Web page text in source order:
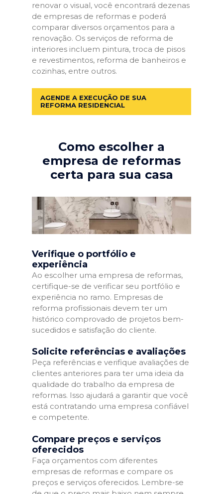
renovar o visual, você encontrará dezenas
de empresas de reformas e poderá
comparar diversos orçamentos para a
renovação. Os serviços de reforma de
interiores incluem pintura, troca de pisos
e revestimentos, reforma de banheiros e
cozinhas, entre outros.
AGENDE A EXECUÇÃO DE SUA
REFORMA RESIDENCIAL
Como escolher a
empresa de reformas
certa para sua casa
Verifique o portfólio e
experiência
Ao escolher uma empresa de reformas,
certifique-se de verificar seu portfólio e
experiência no ramo. Empresas de
reforma profissionais devem ter um
histórico comprovado de projetos bem-
sucedidos e satisfação do cliente.
Solicite referências e avaliações
Peça referências e verifique avaliações de
clientes anteriores para ter uma ideia da
qualidade do trabalho da empresa de
reformas. Isso ajudará a garantir que você
está contratando uma empresa confiável
e competente.
Compare preços e serviços
oferecidos
Faça orçamentos com diferentes
empresas de reformas e compare os
preços e serviços oferecidos. Lembre-se